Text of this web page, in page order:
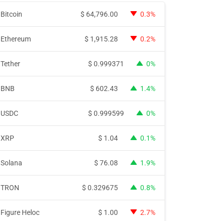
Bitcoin $ 64,796.00 0.3%
Ethereum $ 1,915.28 0.2%
Tether $ 0.999371 0%
BNB $ 602.43 1.4%
USDC $ 0.999599 0%
XRP $ 1.04 0.1%
Solana $ 76.08 1.9%
TRON $ 0.329675 0.8%
Figure Heloc $ 1.00 2.7%